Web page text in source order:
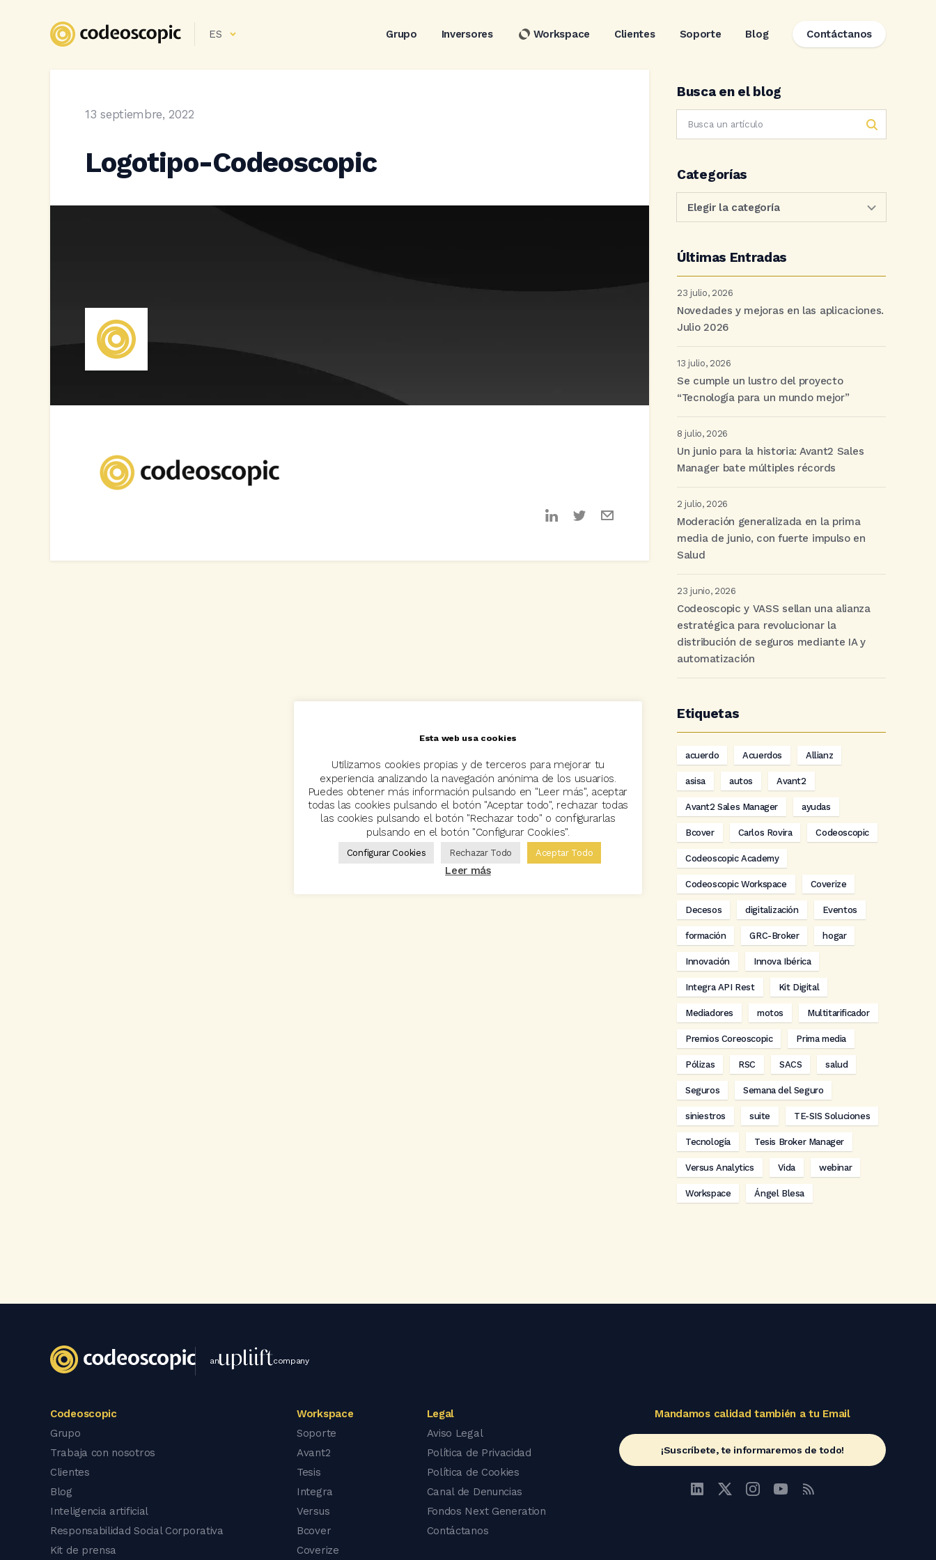
ES Grupo Inversores Workspace Clientes Soporte Blog Contáctanos
13 septiembre, 2022
Logotipo-Codeoscopic
Busca en el blog
Categorías
Últimas Entradas
23 julio, 2026
Novedades y mejoras en las aplicaciones.
Julio 2026
13 julio, 2026
Se cumple un lustro del proyecto
“Tecnología para un mundo mejor”
8 julio, 2026
Un junio para la historia: Avant2 Sales
Manager bate múltiples récords
2 julio, 2026
Moderación generalizada en la prima
media de junio, con fuerte impulso en
Salud
23 junio, 2026
Codeoscopic y VASS sellan una alianza
estratégica para revolucionar la
distribución de seguros mediante IA y
automatización
Etiquetas
acuerdo Acuerdos Allianz
asisa autos Avant2
Avant2 Sales Manager ayudas
Bcover Carlos Rovira Codeoscopic
Codeoscopic Academy
Codeoscopic Workspace Coverize
Decesos digitalización Eventos
formación GRC-Broker hogar
Innovación Innova Ibérica
Integra API Rest Kit Digital
Mediadores motos Multitarificador
Premios Coreoscopic Prima media
Pólizas RSC SACS salud
Seguros Semana del Seguro
siniestros suite TE-SIS Soluciones
Tecnología Tesis Broker Manager
Versus Analytics Vida webinar
Workspace Ángel Blesa
an company
Codeoscopic
Grupo
Trabaja con nosotros
Clientes
Blog
Inteligencia artificial
Responsabilidad Social Corporativa
Kit de prensa
Workspace
Soporte
Avant2
Tesis
Integra
Versus
Bcover
Coverize
Legal
Aviso Legal
Política de Privacidad
Política de Cookies
Canal de Denuncias
Fondos Next Generation
Contáctanos
Mandamos calidad también a tu Email
¡Suscríbete, te informaremos de todo!
Esta web usa cookies
Utilizamos cookies propias y de terceros para mejorar tu
experiencia analizando la navegación anónima de los usuarios.
Puedes obtener más información pulsando en "Leer más", aceptar
todas las cookies pulsando el botón "Aceptar todo", rechazar todas
las cookies pulsando el botón "Rechazar todo" o configurarlas
pulsando en el botón "Configurar Cookies".
Configurar Cookies Rechazar Todo Aceptar Todo
Leer más